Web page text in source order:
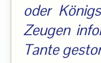
oder
Zeugen
Tante